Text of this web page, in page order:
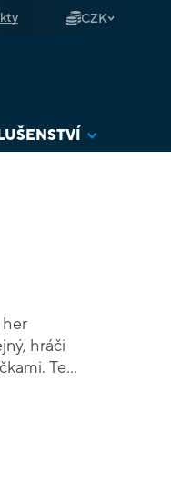
CZK
her
hráči
Teď
a